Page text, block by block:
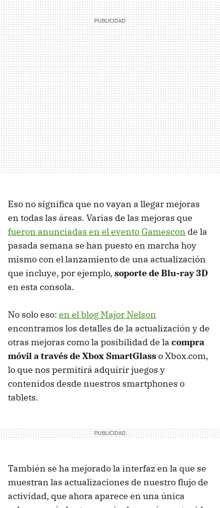
Eso no significa que no vayan a llegar mejoras
en todas las áreas. Varias de las mejoras que
fueron anunciadas en el evento Gamescon de la
pasada semana se han puesto en marcha hoy
mismo con el lanzamiento de una actualización
que incluye, por ejemplo, soporte de Blu-ray 3D
en esta consola.
No solo eso: en el blog Major Nelson
encontramos los detalles de la actualización y de
otras mejoras como la posibilidad de la compra
móvil a través de Xbox SmartGlasso Xbox.com,
lo que nos permitirá adquirir juegos y
contenidos desde nuestros smartphones o
tablets.
También se ha mejorado la interfaz en la que se
muestran las actualizaciones de nuestro flujo de
actividad, que ahora aparece en una única